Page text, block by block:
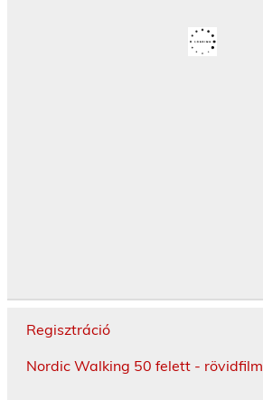
Regisztráció
Nordic Walking 50 felett - rövidfilm